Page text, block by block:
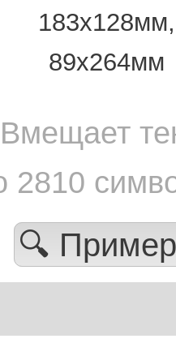
183х128мм,
89х264мм
Вмещает
2810
🔍